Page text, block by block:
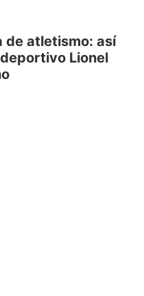
de atletismo: así
Lionel